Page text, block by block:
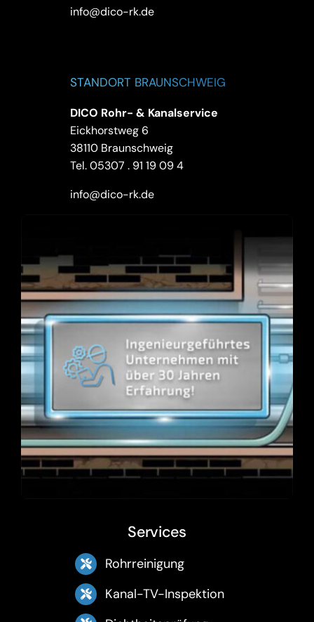
info@dico-rk.de
STANDORT BRAUNSCHWEIG
DICO Rohr- & Kanalservice
Eickhorstweg 6
38110 Braunschweig
Tel.05307 . 91 19 09 4
info@dico-rk.de
Services
Rohrreinigung
Kanal-TV-Inspektion